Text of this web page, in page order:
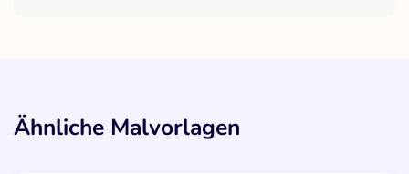
Ähnliche Malvorlagen